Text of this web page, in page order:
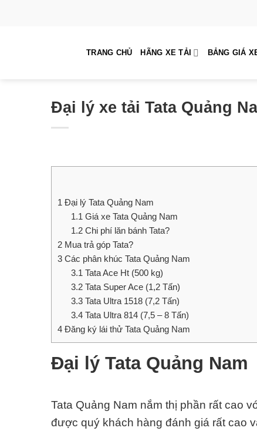
TRANG CHỦ HÃNG XE TẢI BẢNG GIÁ
Đại lý xe tải Tata Quảng
1 Đại lý Tata Quảng Nam
1.1 Giá xe Tata Quảng Nam
1.2Chi phí lăn bánh Tata?
2 Mua trả góp Tata?
3 Các phân khúc Tata Quảng Nam
3.1 Tata Ace Ht (500 kg)
3.2Tata Super Ace (1,2 Tấn)
3.3Tata Ultra 1518 (7,2 Tấn)
3.4Tata Ultra 814 (7,5 – 8 Tấn)
4 Đăng ký lái thử Tata Quảng Nam
Đại lý Tata Quảng Nam
Tata Quảng Nam nắm thị phần rất cao
được quý khách hàng đánh giá rất cao